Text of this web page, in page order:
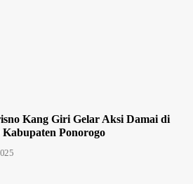
Kang Giri Gelar Aksi Damai di
Ponorogo